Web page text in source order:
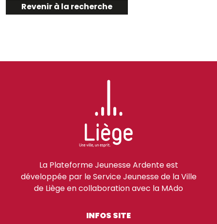
Revenir à la recherche
La Plateforme Jeunesse Ardente est
développée par le Service Jeunesse de la Ville
de Liège en collaboration avec la MAdo
INFOS SITE